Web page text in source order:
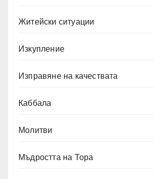
Житейски ситуации
Изкупление
Изправяне на качествата
Каббала
Молитви
Мъдростта на Тора